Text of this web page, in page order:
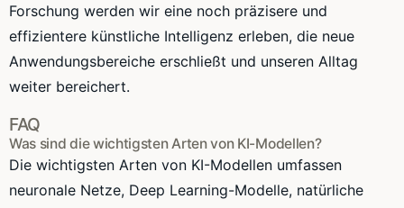
Forschung werden wir eine noch präzisere und
effizientere künstliche Intelligenz erleben, die neue
Anwendungsbereiche erschließt und unseren Alltag
weiter bereichert.
FAQ
Was sind die wichtigsten Arten von KI-Modellen?
Die wichtigsten Arten von KI-Modellen umfassen
neuronale Netze, Deep Learning-Modelle, natürliche